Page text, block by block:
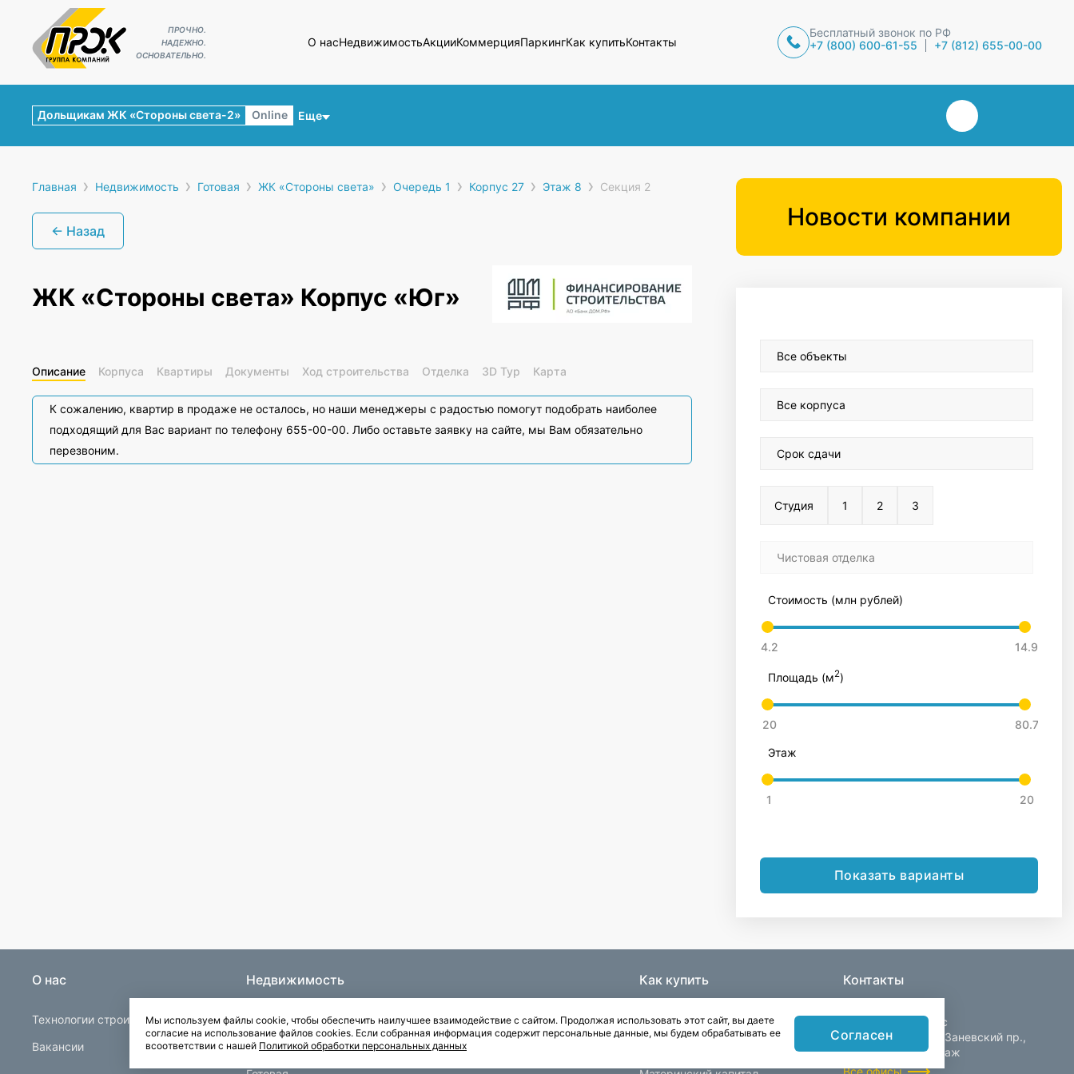
ПРОЧНО.
НАДЕЖНО.
ОСНОВАТЕЛЬНО.
О насНедвижимостьАкцииКоммерцияПаркингКак купитьКонтакты
Бесплатный звонок по РФ
+7 (800) 600-61-55
+7 (812) 655-00-00
Еще
Дольщикам ЖК «Стороны света-2» Online
Главная › Недвижимость › Готовая › ЖК «Стороны света» › Очередь 1 › Корпус 27 › Этаж 8 › Секция 2
← Назад
ЖК «Стороны света» Корпус «Юг»
Описание Корпуса Квартиры Документы Ход строительства Отделка 3D Тур Карта
К сожалению, квартир в продаже не осталось, но наши менеджеры с радостью помогут подобрать наиболее
подходящий для Вас вариант по телефону 655-00-00. Либо оставьте заявку на сайте, мы Вам обязательно
перезвоним.
Новости компании
Все объекты
Все корпуса
Срок сдачи
Студия 1 2 3
Чистовая отделка
Стоимость (млн рублей)
Площадь (м2)
Этаж
Показать варианты
О нас
Технологии строительства
Вакансии
Недвижимость
Строящаяся
Квартиры в Буграх
Паркинги
Квартиры с отделкой
Как купить
Ипотека
Контакты
Центральный офис
Санкт-Петербург, Заневский пр.,
д. 30, корп. 2, 4 этаж
Все офисы
Мы используем файлы cookie, чтобы обеспечить наилучшее взаимодействие с сайтом. Продолжая использовать этот сайт, вы даете
согласие на использование файлов cookies. Если собранная информация содержит персональные данные, мы будем обрабатывать ее
всоответствии с нашей Политикой обработки персональных данных
Согласен